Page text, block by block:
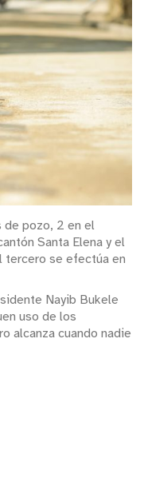
de pozo, 2 en el
Santa Elena y el
tercero se efectúa en
Nayib Bukele
uso de los
alcanza cuando nadie